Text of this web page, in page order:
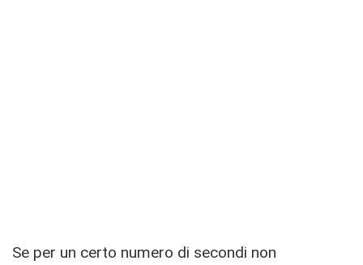
Se per un certo numero di secondi non